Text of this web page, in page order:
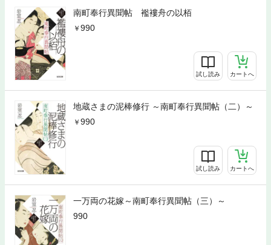
南町奉行異聞帖 襤褸舟の以栢
990
試し読み カートへ
地蔵さまの泥棒修行 ～南町奉行異聞帖（二）～
990
試し読み カートへ
一万両の花嫁～南町奉行異聞帖（三）～
990